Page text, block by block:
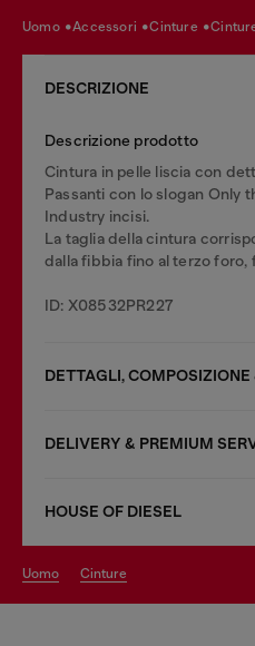
uomo accessori cinture
DESCRIZIONE
Descrizione prodotto
Cintura in pelle liscia con
Passanti con lo slogan Only
Industry incisi.
La taglia della cintura
dalla fibbia fino al terzo foro,
ID: X08532PR227
DETTAGLI, COMPOSIZIONE
DELIVERY & PREMIUM
HOUSE OF DIESEL
uomo cinture